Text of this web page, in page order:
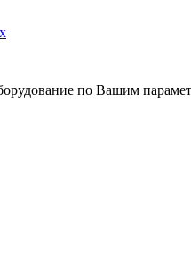
по Вашим